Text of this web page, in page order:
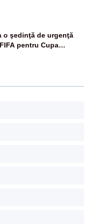
o şedinţă de urgenţă
pentru Cupa